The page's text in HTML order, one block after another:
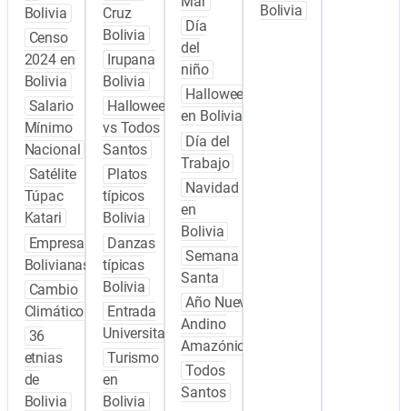
Bolivia
Censo
2024 en
Bolivia
Salario
Mínimo
Nacional
Satélite
Túpac
Katari
Empresas
Bolivianas
Cambio
Climático
36
etnias
de
Bolivia
Cruz
Bolivia
Irupana
Bolivia
Halloween
vs Todos
Santos
Platos
típicos
Bolivia
Danzas
típicas
Bolivia
Entrada
Universitaria
Turismo
en
Bolivia
Día
del
niño
Halloween
en Bolivia
Día del
Trabajo
Navidad
en
Bolivia
Semana
Santa
Año Nuevo
Andino
Amazónico
Todos
Santos
Bolivia